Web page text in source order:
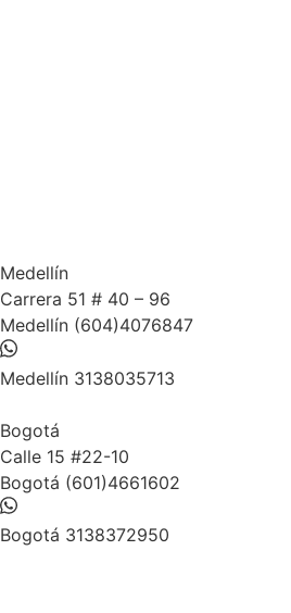
Medellín
Carrera 51 # 40 – 96​
Medellín (604)4076847
Medellín 3138035713
Bogotá
Calle 15 #22-10
Bogotá (601)4661602
Bogotá 3138372950